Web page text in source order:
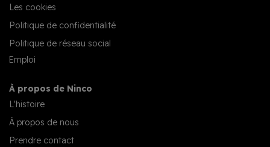
Les cookies
Politique de confidentialité
Politique de réseau social
Emploi
À propos de Ninco
L'histoire
À propos de nous
Prendre contact